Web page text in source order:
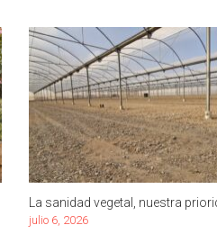
La sanidad vegetal, nuestra
julio 6, 2026